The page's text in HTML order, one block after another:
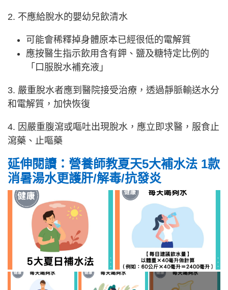
2. 不應給脫水的嬰幼兒飲清水
可能會稀釋掉身體原本已經很低的電解質
應按醫生指示飲用含有鉀、鹽及糖特定比例的
「口服脫水補充液」
3. 嚴重脫水者應到醫院接受治療，透過靜脈輸送水分
和電解質，加快恢復
4. 因嚴重腹瀉或嘔吐出現脫水，應立即求醫，服食止
瀉藥、止嘔藥
延伸閱讀：營養師教夏天5大補水法 1款
消暑湯水更護肝/解毒/抗發炎